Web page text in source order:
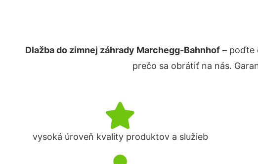
Dlažba do zimnej záhrady Marchegg-Bahnhof – poďte
prečo sa obrátiť na nás.
vysoká úroveň kvality produktov a služieb